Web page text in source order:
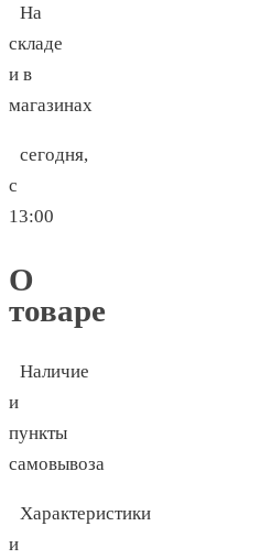
На
складе
и в
магазинах
сегодня,
с
13:00
О
товаре
Наличие
и
пункты
самовывоза
Характеристики
и